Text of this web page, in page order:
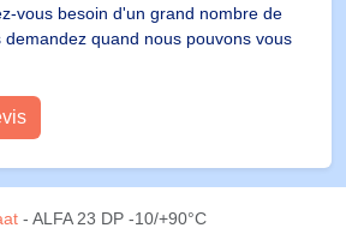
vous besoin d'un grand nombre de
demandez quand nous pouvons vous
- ALFA 23 DP -10/+90°C